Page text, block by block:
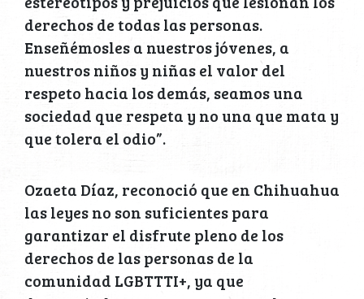
derechos de todas las personas.
Enseñémosles a nuestros jóvenes, a
nuestros niños y niñas el valor del
respeto hacia los demás, seamos una
sociedad que respeta y no una que mata y
que tolera el odio”.
Ozaeta Díaz, reconoció que en Chihuahua
las leyes no son suficientes para
garantizar el disfrute pleno de los
derechos de las personas de la
comunidad LGBTTTI+, ya que